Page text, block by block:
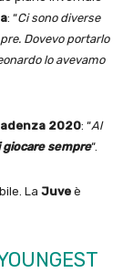
: “Ci sono diverse
Dovevo portarlo
lo avevamo
2020: “Al
giocare sempre“.
La Juve è